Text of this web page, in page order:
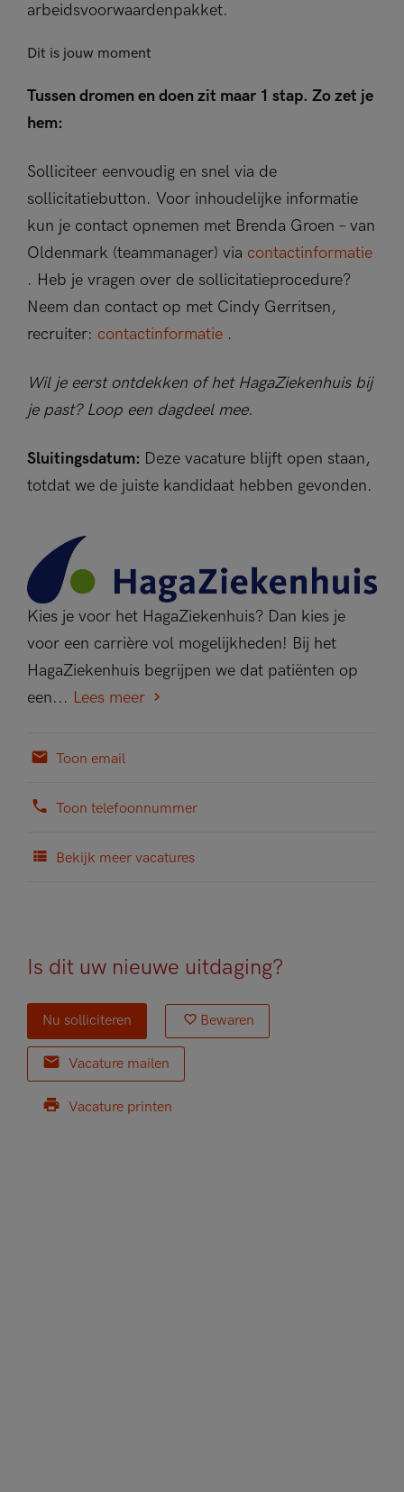
arbeidsvoorwaardenpakket.
Dit is jouw moment
Tussen dromen en doen zit maar 1 stap. Zo zet je
hem:
Solliciteer eenvoudig en snel via de
sollicitatiebutton. Voor inhoudelijke informatie
kun je contact opnemen met Brenda Groen – van
Oldenmark (teammanager) via contactinformatie
. Heb je vragen over de sollicitatieprocedure?
Neem dan contact op met Cindy Gerritsen,
recruiter: contactinformatie .
Wil je eerst ontdekken of het HagaZiekenhuis bij
je past? Loop een dagdeel mee.
Sluitingsdatum: Deze vacature blijft open staan,
totdat we de juiste kandidaat hebben gevonden.
Kies je voor het HagaZiekenhuis? Dan kies je
voor een carrière vol mogelijkheden! Bij het
HagaZiekenhuis begrijpen we dat patiënten op
een... Lees meer
Toon email
Toon telefoonnummer
Bekijk meer vacatures
Is dit uw nieuwe uitdaging?
Nu solliciteren Bewaren
Vacature mailen
Vacature printen